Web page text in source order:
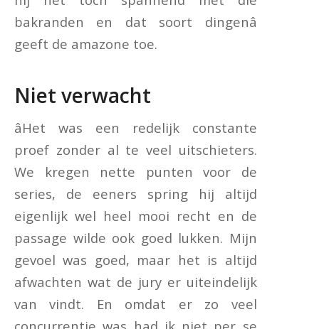
bakranden en dat soort dingenâ
geeft de amazone toe.
Niet verwacht
âHet was een redelijk constante
proef zonder al te veel uitschieters.
We kregen nette punten voor de
series, de eeners spring hij altijd
eigenlijk wel heel mooi recht en de
passage wilde ook goed lukken. Mijn
gevoel was goed, maar het is altijd
afwachten wat de jury er uiteindelijk
van vindt. En omdat er zo veel